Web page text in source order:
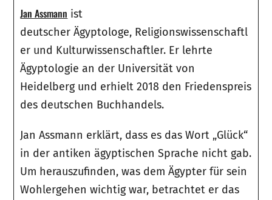
Jan Assmann ist
deutscher Ägyptologe, Religionswissenschaftl
er und Kulturwissenschaftler. Er lehrte
Ägyptologie an der Universität von
Heidelberg und erhielt 2018 den Friedenspreis
des deutschen Buchhandels.
Jan Assmann erklärt, dass es das Wort „Glück“
in der antiken ägyptischen Sprache nicht gab.
Um herauszufinden, was dem Ägypter für sein
Wohlergehen wichtig war, betrachtet er das